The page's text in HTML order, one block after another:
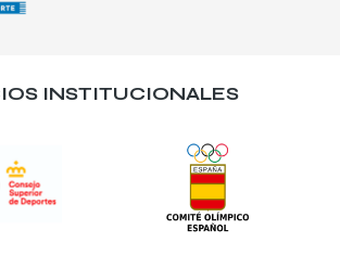
INSTITUCIONALES